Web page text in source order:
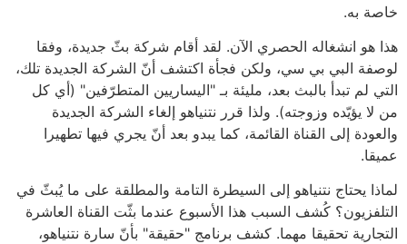
خاصة به.
هذا هو انشغاله الحصري الآن. لقد أقام شركة بثّ جديدة، وفقا
لوصفة البي بي سي، ولكن فجأة اكتشف أنّ الشركة الجديدة تلك،
التي لم تبدأ بالبث بعد، مليئة بـ "اليساريين المتطرّفين" (أي كل
من لا يؤيّده وزوجته). ولذا قرر نتنياهو إلغاء الشركة الجديدة
والعودة إلى القناة القائمة، كما يبدو بعد أنّ يجري فيها تطهيرا
عميقا.
لماذا يحتاج نتنياهو إلى السيطرة التامة والمطلقة على ما يُبثّ في
التلفزيون؟ كُشف السبب هذا الأسبوع عندما بثّت القناة العاشرة
التجارية تحقيقا مهما. كشف برنامج "حقيقة" بأنّ سارة نتنياهو،